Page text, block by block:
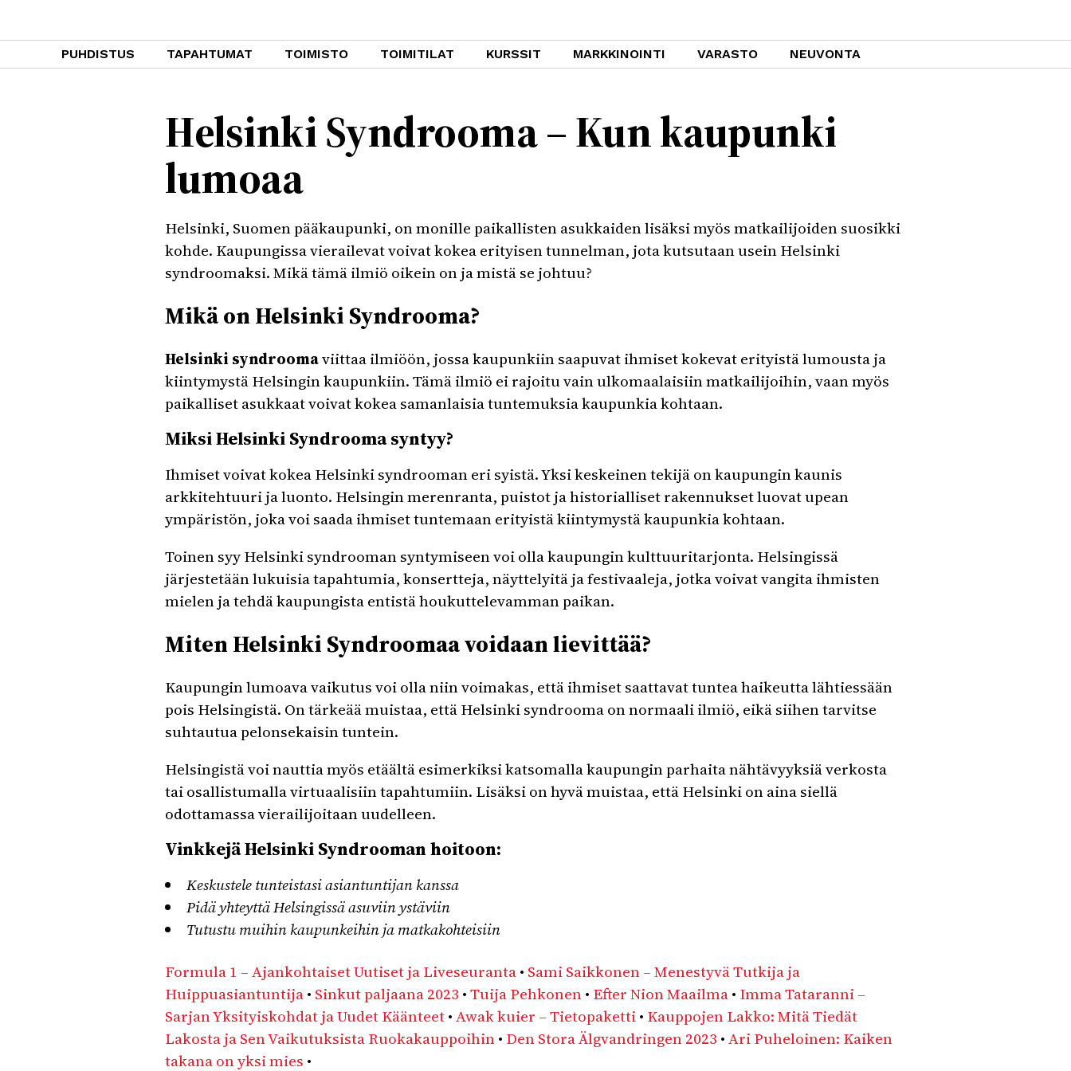
PUHDISTUS TAPAHTUMAT TOIMISTO TOIMITILAT KURSSIT MARKKINOINTI VARASTO NEUVONTA
Helsinki Syndrooma – Kun kaupunki
lumoaa
Helsinki, Suomen pääkaupunki, on monille paikallisten asukkaiden lisäksi myös matkailijoiden suosikki
kohde. Kaupungissa vierailevat voivat kokea erityisen tunnelman, jota kutsutaan usein Helsinki
syndroomaksi. Mikä tämä ilmiö oikein on ja mistä se johtuu?
Mikä on Helsinki Syndrooma?
Helsinki syndroomaviittaa ilmiöön, jossa kaupunkiin saapuvat ihmiset kokevat erityistä lumousta ja
kiintymystä Helsingin kaupunkiin. Tämä ilmiö ei rajoitu vain ulkomaalaisiin matkailijoihin, vaan myös
paikalliset asukkaat voivat kokea samanlaisia tuntemuksia kaupunkia kohtaan.
Miksi Helsinki Syndrooma syntyy?
Ihmiset voivat kokea Helsinki syndrooman eri syistä. Yksi keskeinen tekijä on kaupungin kaunis
arkkitehtuuri ja luonto. Helsingin merenranta, puistot ja historialliset rakennukset luovat upean
ympäristön, joka voi saada ihmiset tuntemaan erityistä kiintymystä kaupunkia kohtaan.
Toinen syy Helsinki syndrooman syntymiseen voi olla kaupungin kulttuuritarjonta. Helsingissä
järjestetään lukuisia tapahtumia, konsertteja, näyttelyitä ja festivaaleja, jotka voivat vangita ihmisten
mielen ja tehdä kaupungista entistä houkuttelevamman paikan.
Miten Helsinki Syndroomaa voidaan lievittää?
Kaupungin lumoava vaikutus voi olla niin voimakas, että ihmiset saattavat tuntea haikeutta lähtiessään
pois Helsingistä. On tärkeää muistaa, että Helsinki syndrooma on normaali ilmiö, eikä siihen tarvitse
suhtautua pelonsekaisin tuntein.
Helsingistä voi nauttia myös etäältä esimerkiksi katsomalla kaupungin parhaita nähtävyyksiä verkosta
tai osallistumalla virtuaalisiin tapahtumiin. Lisäksi on hyvä muistaa, että Helsinki on aina siellä
odottamassa vierailijoitaan uudelleen.
Vinkkejä Helsinki Syndrooman hoitoon:
Keskustele tunteistasi asiantuntijan kanssa
Pidä yhteyttä Helsingissä asuviin ystäviin
Tutustu muihin kaupunkeihin ja matkakohteisiin
Formula 1 – Ajankohtaiset Uutiset ja Liveseuranta• Sami Saikkonen – Menestyvä Tutkija ja
Huippuasiantuntija• Sinkut paljaana 2023 •Tuija Pehkonen• Efter Nion Maailma• Imma Tataranni –
Sarjan Yksityiskohdat ja Uudet Käänteet•Awak kuier – Tietopaketti• Kauppojen Lakko: Mitä Tiedät
Lakosta ja Sen Vaikutuksista Ruokakauppoihin• Den Stora Älgvandringen 2023 •Ari Puheloinen: Kaiken
takana on yksi mies •